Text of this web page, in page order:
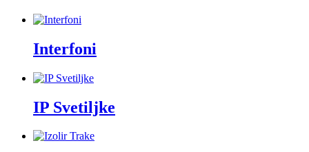
Interfoni
IP Svetiljke